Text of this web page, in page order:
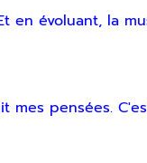
en évoluant, la
mes pensées.